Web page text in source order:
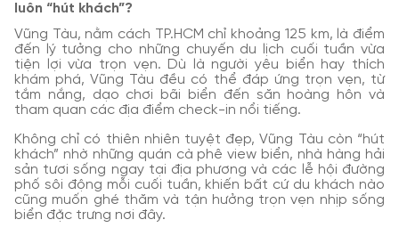
luôn “hút khách”?
Vũng Tàu, nằm cách TP.HCM chỉ khoảng 125 km, là điểm
đến lý tưởng cho những chuyến du lịch cuối tuần vừa
tiện lợi vừa trọn vẹn. Dù là người yêu biển hay thích
khám phá, Vũng Tàu đều có thể đáp ứng trọn vẹn, từ
tắm nắng, dạo chơi bãi biển đến săn hoàng hôn và
tham quan các địa điểm check-in nổi tiếng.
Không chỉ có thiên nhiên tuyệt đẹp, Vũng Tàu còn “hút
khách” nhờ những quán cà phê view biển, nhà hàng hải
sản tươi sống ngay tại địa phương và các lễ hội đường
phố sôi động mỗi cuối tuần, khiến bất cứ du khách nào
cũng muốn ghé thăm và tận hưởng trọn vẹn nhịp sống
biển đặc trưng nơi đây.